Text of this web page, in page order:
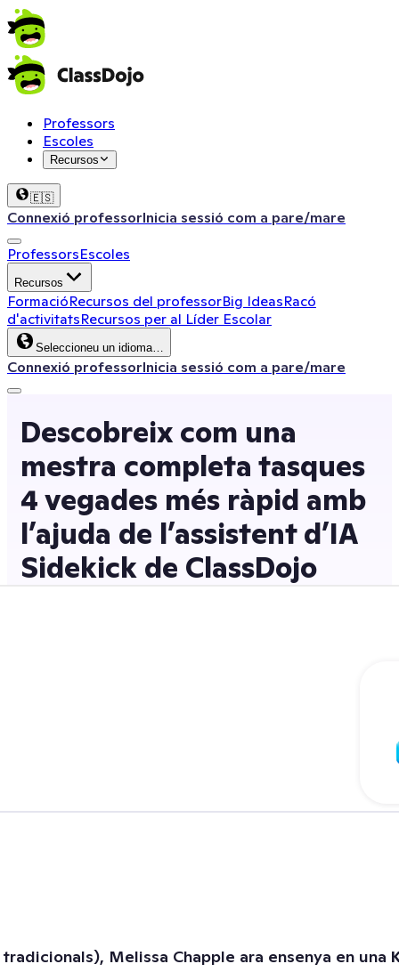
Professors
Escoles
Recursos
🇪🇸
Connexió professorInicia sessió com a pare/mare
ProfessorsEscoles
Recursos
FormacióRecursos del professorBig IdeasRacó
d'activitatsRecursos per al Líder Escolar
Seleccioneu un idioma…
Connexió professorInicia sessió com a pare/mare
Descobreix com una
mestra completa tasques
4 vegades més ràpid amb
l’ajuda de l’assistent d’IA
Sidekick de ClassDojo
Melissa Chapple ara ensenya en una